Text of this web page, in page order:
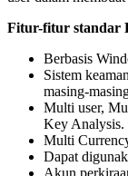
Fitur-fitur standar
Berbasis
Sistem
masing-
Multi user,
Key Analysis.
Multi
Dapat